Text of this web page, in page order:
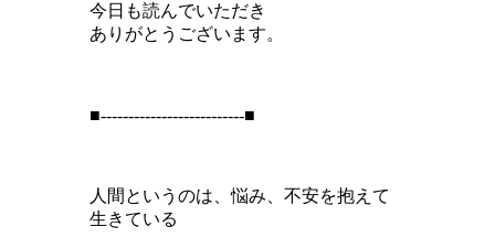
今日も読んでいただき
ありがとうございます。
■--------------------------■
人間というのは、悩み、不安を抱えて
生きている